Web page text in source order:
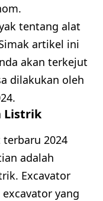
tentang alat
artikel ini
akan terkejut
dilakukan oleh
Listrik
2024
adalah
Excavator
yang